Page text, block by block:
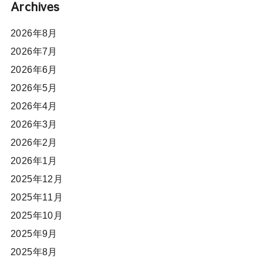
Archives
2026年8月
2026年7月
2026年6月
2026年5月
2026年4月
2026年3月
2026年2月
2026年1月
2025年12月
2025年11月
2025年10月
2025年9月
2025年8月